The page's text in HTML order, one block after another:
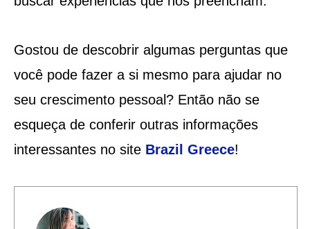
Gostou de descobrir algumas perguntas que
você pode fazer a si mesmo para ajudar no
seu crescimento pessoal? Então não se
esqueça de conferir outras informações
interessantes no site Brazil Greece!